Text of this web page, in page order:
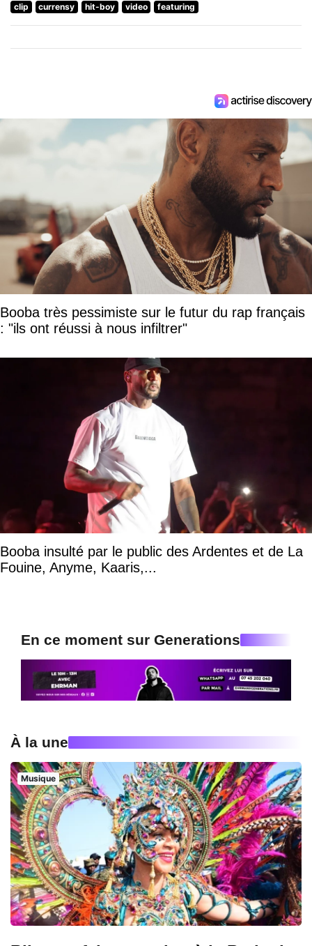
clip currensy hit-boy video featuring
Booba très pessimiste sur le futur du rap français
: "ils ont réussi à nous infiltrer"
Booba insulté par le public des Ardentes et de La
Fouine, Anyme, Kaaris,...
En ce moment sur Generations
À la une
Musique